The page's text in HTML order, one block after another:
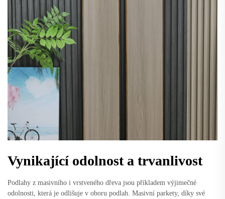
Vynikající odolnost a trvanlivost
Podlahy z masivního i vrstveného dřeva jsou příkladem výjimečné
odolnosti, která je odlišuje v oboru podlah. Masivní parkety, díky své